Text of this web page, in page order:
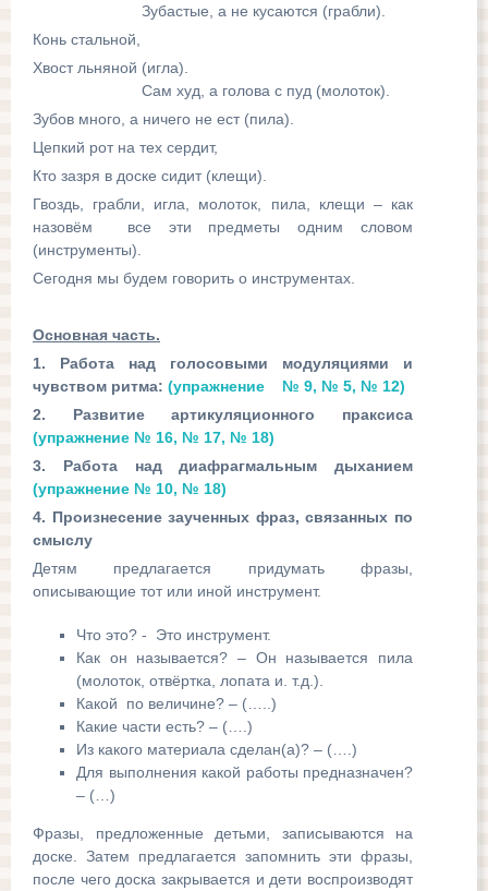
Зубастые, а не кусаются (грабли).
Конь стальной,
Хвост льняной (игла).
Сам худ, а голова с пуд (молоток).
Зубов много, а ничего не ест (пила).
Цепкий рот на тех сердит,
Кто зазря в доске сидит (клещи).
Гвоздь, грабли, игла, молоток, пила, клещи – как
назовём все эти предметы одним словом
(инструменты).
Сегодня мы будем говорить о инструментах.
Основная часть.
1. Работа над голосовыми модуляциями и
чувством ритма: (упражнение № 9, № 5, № 12)
2. Развитие артикуляционного праксиса
(упражнение № 16, № 17, № 18)
3. Работа над диафрагмальным дыханием
(упражнение № 10, № 18)
4. Произнесение заученных фраз, связанных по
смыслу
Детям предлагается придумать фразы,
описывающие тот или иной инструмент.
Что это? - Это инструмент.
Как он называется? – Он называется пила
(молоток, отвёртка, лопата и. т.д.).
Какой по величине? – (…..)
Какие части есть? – (….)
Из какого материала сделан(а)? – (….)
Для выполнения какой работы предназначен?
– (…)
Фразы, предложенные детьми, записываются на
доске. Затем предлагается запомнить эти фразы,
после чего доска закрывается и дети воспроизводят